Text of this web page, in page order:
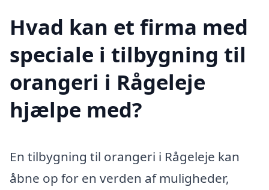
Hvad kan et firma med
speciale i tilbygning til
orangeri i Rågeleje
hjælpe med?
En tilbygning til orangeri i Rågeleje kan
åbne op for en verden af muligheder,